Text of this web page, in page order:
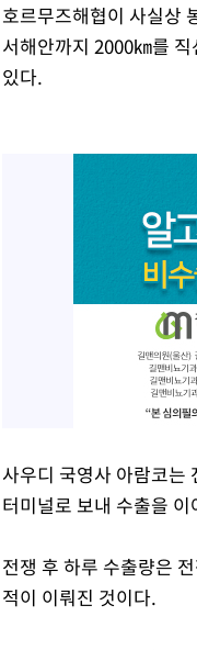
호르무즈해협이 사실상
서해안까지 2000㎞를
있다.
사우디 국영사 아람코는
터미널로 보내 수출을 이
전쟁 후 하루 수출량은
적이 이뤄진 것이다.